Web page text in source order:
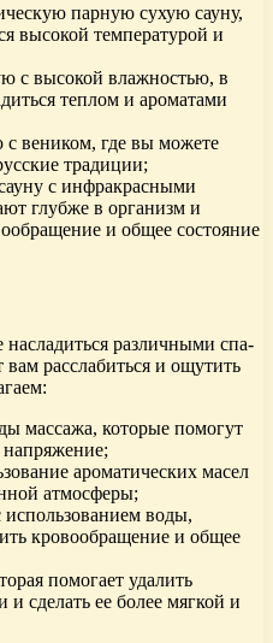
парную сухую сауну,
высокой температурой и
с высокой влажностью, в
теплом и ароматами
веником, где вы можете
традиции;
с инфракрасными
глубже в организм и
и общее состояние
различными спа-
расслабиться и ощутить
массажа, которые помогут
напряжение;
ароматических масел
атмосферы;
воды,
кровообращение и общее
помогает удалить
сделать ее более мягкой и